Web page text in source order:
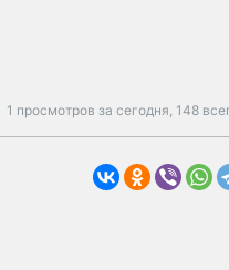
1 просмотров за сегодня, 148